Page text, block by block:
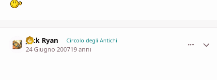
Jack Ryan Circolo degli Antichi
24 Giugno 200719 anni